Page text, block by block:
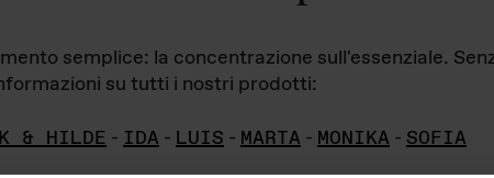
semplice: la concentrazione sull'essenziale.
su tutti i nostri prodotti:
& HILDE - IDA - LUIS - MARTA - MONIKA - SOFIA